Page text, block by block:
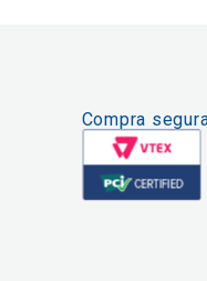
Compra